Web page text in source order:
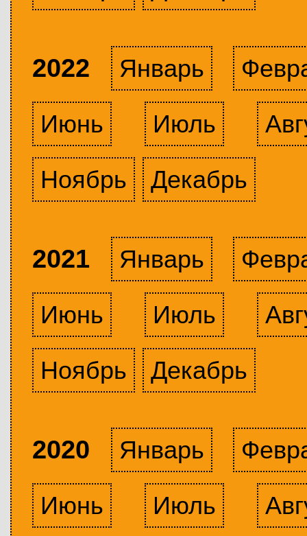
2022 Январь
Июнь
Июль
Ноябрь
Декабрь
2021 Январь
Июнь
Июль
Ноябрь
Декабрь
2020 Январь
Июнь
Июль